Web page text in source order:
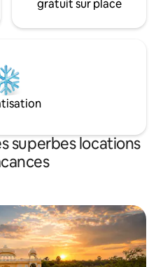
gratuit sur place
superbes locations